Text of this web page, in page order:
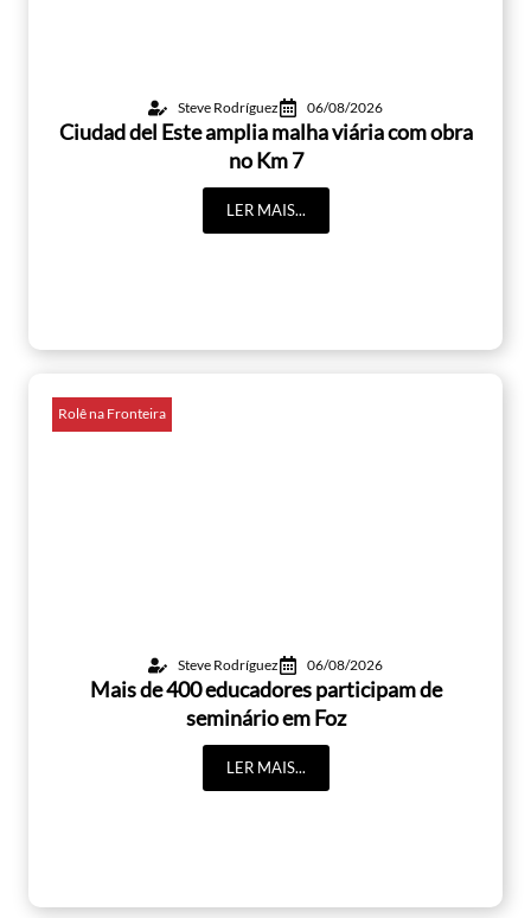
Steve Rodríguez 06/08/2026
Ciudad del Este amplia malha viária com obra
no Km 7
LER MAIS...
Rolê na Fronteira
Steve Rodríguez 06/08/2026
Mais de 400 educadores participam de
seminário em Foz
LER MAIS...